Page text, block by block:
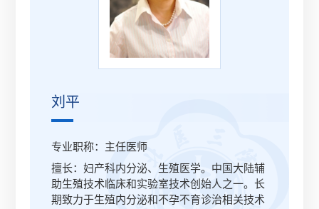
刘平
专业职称：主任医师
擅长：妇产科内分泌、生殖医学。中国大陆辅
助生殖技术临床和实验室技术创始人之一。长
期致力于生殖内分泌和不孕不育诊治相关技术